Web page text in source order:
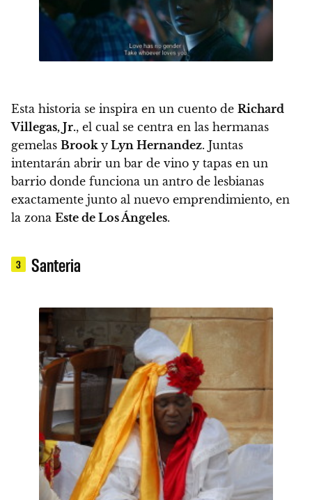
Esta historia se inspira en un cuento de Richard
Villegas, Jr., el cual se centra en las hermanas
gemelas Brook y Lyn Hernandez. Juntas
intentarán abrir un bar de vino y tapas en un
barrio donde funciona un antro de lesbianas
exactamente junto al nuevo emprendimiento, en
la zona Este de Los Ángeles.
3 Santeria